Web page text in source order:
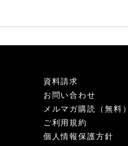
資料請求
お問い合わせ
メルマガ購読（無料）
ご利用規約
個人情報保護方針